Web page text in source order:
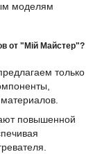
моделям
от "Мій Майстер"?
только
повышенной